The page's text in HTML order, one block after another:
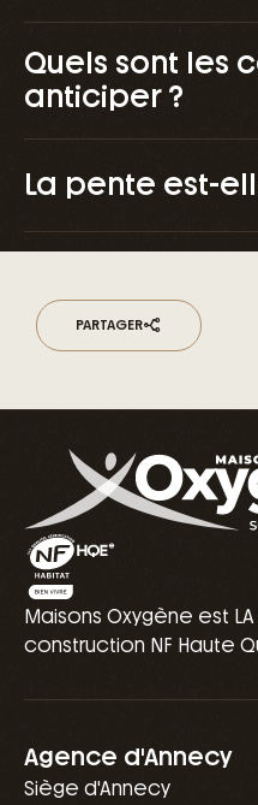
Quels sont les
anticiper ?
La pente est-
PARTAGER
Maisons Oxygène est
construction NF Haute
Agence d'Annecy
Siège d'Annecy